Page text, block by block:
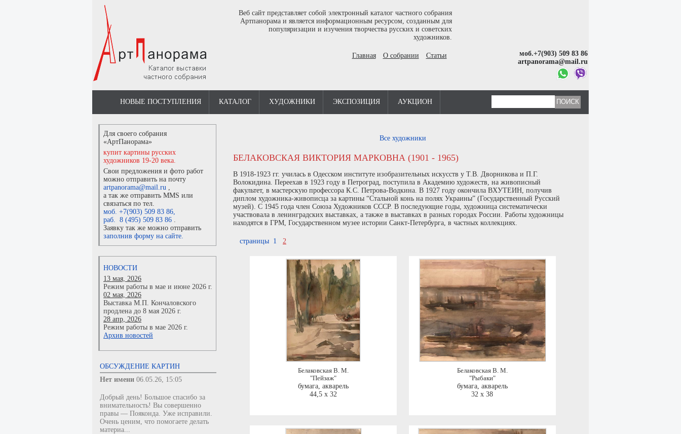
Веб сайт представляет собой электронный каталог частного собрания
Артпанорама и является информационным ресурсом, созданным для
популяризации и изучения творчества русских и советских
художников.
Главная О собрании Статьи
моб.+7(903) 509 83 86
artpanorama@mail.ru
НОВЫЕ ПОСТУПЛЕНИЯ КАТАЛОГ ХУДОЖНИКИ ЭКСПОЗИЦИЯ АУКЦИОН
Для своего собрания
«АртПанорама»
купит картины русских
художников 19-20 века.
Свои предложения и фото работ
можно отправить на почту
artpanorama@mail.ru ,
а так же отправить MMS или
связаться по тел.
моб. +7(903) 509 83 86,
раб. 8 (495) 509 83 86 .
Заявку так же можно отправить
заполнив форму на сайте.
НОВОСТИ
13 мая, 2026
Режим работы в мае и июне 2026 г.
02 мая, 2026
Выставка М.П. Кончаловского
продлена до 8 мая 2026 г.
28 апр, 2026
Режим работы в мае 2026 г.
Архив новостей
ОБСУЖДЕНИЕ КАРТИН
Нет имени 06.05.26, 15:05
Добрый день! Большое спасибо за
внимательность! Вы совершенно
правы — Пояконда. Уже исправили.
Очень ценим, что помогаете делать
материа...
Все художники
БЕЛАКОВСКАЯ ВИКТОРИЯ МАРКОВНА (1901 - 1965)
В 1918-1923 гг. училась в Одесском институте изобразительных искусств у Т.В. Дворникова и П.Г.
Волокидина. Переехав в 1923 году в Петроград, поступила в Академию художеств, на живописный
факультет, в мастерскую профессора К.С. Петрова-Водкина. В 1927 году окончила ВХУТЕИН, получив
диплом художника-живописца за картины “Стальной конь на полях Украины” (Государственный Русский
музей). С 1945 года член Союза Художников СССР. В последующие годы, художница систематически
участвовала в ленинградских выставках, а также в выставках в разных городах России. Работы художницы
находятся в ГРМ, Государственном музее истории Санкт-Петербурга, в частных коллекциях.
страницы 1 2
Белаковская В. М.
"Пейзаж"
бумага, акварель
44,5 x 32
Белаковская В. М.
"Рыбаки"
бумага, акварель
32 x 38